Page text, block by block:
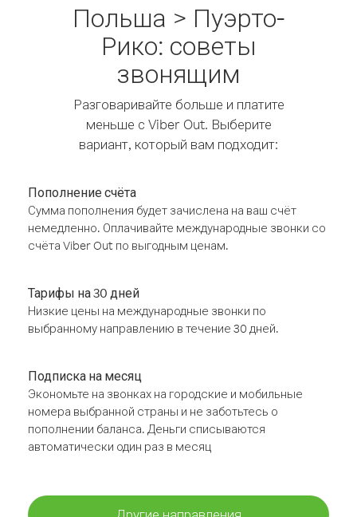
Польша > Пуэрто-
Рико: советы
звонящим
Разговаривайте больше и платите
меньше с Viber Out. Выберите
вариант, который вам подходит:
Пополнение счёта
Сумма пополнения будет зачислена на ваш счёт
немедленно. Оплачивайте международные звонки со
счёта Viber Out по выгодным ценам.
Тарифы на 30 дней
Низкие цены на международные звонки по
выбранному направлению в течение 30 дней.
Подписка на месяц
Экономьте на звонках на городские и мобильные
номера выбранной страны и не заботьтесь о
пополнении баланса. Деньги списываются
автоматически один раз в месяц